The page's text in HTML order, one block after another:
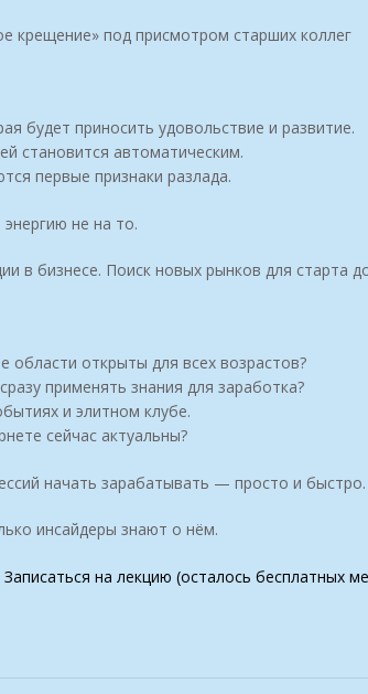
крещение» под присмотром старших коллег
будет приносить удовольствие и развитие.
становится автоматическим.
первые признаки разлада.
не на то.
в бизнесе. Поиск новых рынков для старта
области открыты для всех возрастов?
применять знания для заработка?
и элитном клубе.
сейчас актуальны?
начать зарабатывать — просто и быстро.
инсайдеры знают о нём.
Записаться на лекцию (осталось бесплатных